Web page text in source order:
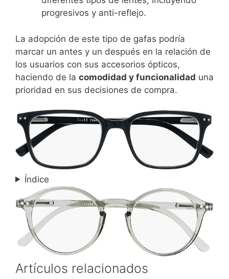
progresivos y anti-reflejo.
La adopción de este tipo de gafas podría
marcar un antes y un después en la relación de
los usuarios con sus accesorios ópticos,
haciendo de la comodidad y funcionalidad una
prioridad en sus decisiones de compra.
Índice
Artículos relacionados